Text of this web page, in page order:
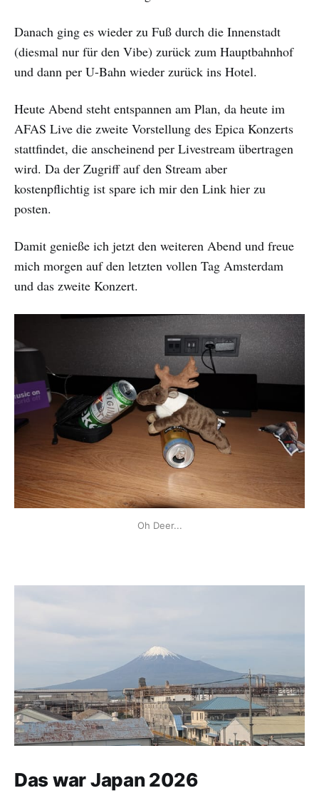
Danach ging es wieder zu Fuß durch die Innenstadt
(diesmal nur für den Vibe) zurück zum Hauptbahnhof
und dann per U-Bahn wieder zurück ins Hotel.
Heute Abend steht entspannen am Plan, da heute im
AFAS Live die zweite Vorstellung des Epica Konzerts
stattfindet, die anscheinend per Livestream übertragen
wird. Da der Zugriff auf den Stream aber
kostenpflichtig ist spare ich mir den Link hier zu
posten.
Damit genieße ich jetzt den weiteren Abend und freue
mich morgen auf den letzten vollen Tag Amsterdam
und das zweite Konzert.
Oh Deer...
Das war Japan 2026